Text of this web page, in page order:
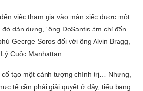
việc tham gia vào màn xiếc được một
dàn dựng,” ông DeSantis ám chỉ đến
George Soros đối với ông Alvin Bragg,
Cuộc Manhattan.
cố tạo một cảnh tượng chính trị… Nhưng,
tế cần phải giải quyết ở đây, tiểu bang